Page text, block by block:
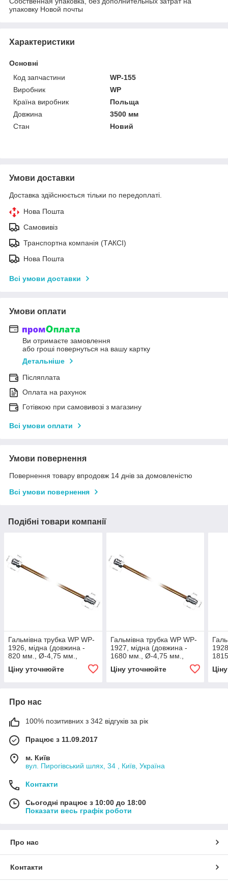
упаковку Новой почты
Характеристики
Основні
Код запчастини
WP-155
Виробник
WP
Країна виробник
Польща
Довжина
3500 мм
Стан
Новий
Умови доставки
Доставка здійснюється тільки по передоплаті.
Нова Пошта
Самовивіз
Транспортна компанія (ТАКСІ)
Нова Пошта
Всі умови доставки
Умови оплати
Ви отримаєте замовлення
або гроші повернуться на вашу картку
Детальніше
Післяплата
Оплата на рахунок
Готівкою при самовивозі з магазину
Всі умови оплати
Умови повернення
Повернення товару впродовж 14 днів за домовленістю
Всі умови повернення
Подібні товари компанії
Гальмівна трубка WP WP-
1926, мідна (довжина -
820 мм., Ø-4,75 мм.,
М10х1.25)
Ціну уточнюйте
Гальмівна трубка WP WP-
1927, мідна (довжина -
1680 мм., Ø-4,75 мм.,
М10х1.25)
Ціну уточнюйте
Про нас
100% позитивних з 342 відгуків за рік
Працює з 11.09.2017
м. Київ
вул. Пирогівський шлях, 34 , Київ, Україна
Контакти
Сьогодні працює з 10:00 до 18:00
Показати весь графік роботи
Про нас
Контакти